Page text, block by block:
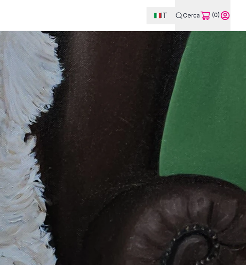
IT Cerca (0)